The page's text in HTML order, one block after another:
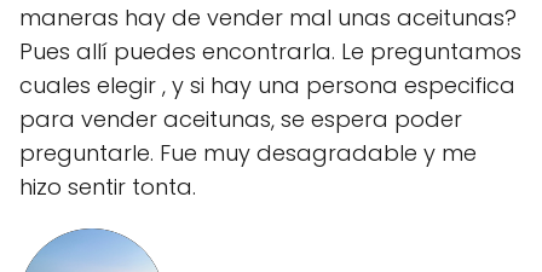
maneras hay de vender mal unas aceitunas?
Pues allí puedes encontrarla. Le preguntamos
cuales elegir , y si hay una persona especifica
para vender aceitunas, se espera poder
preguntarle. Fue muy desagradable y me
hizo sentir tonta.